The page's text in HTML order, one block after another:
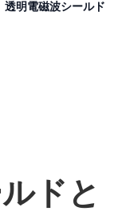
透明電磁波シールド
ド と